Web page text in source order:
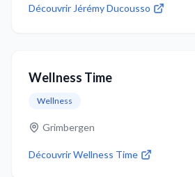
Découvrir Jérémy Ducousso
Wellness Time
Wellness
Grimbergen
DécouvrirWellness Time